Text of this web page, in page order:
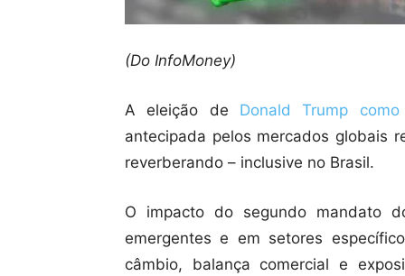
(Do InfoMoney)
A eleição de Donald Trump
antecipada pelos mercados globais
reverberando – inclusive no Brasil.
O impacto do segundo mandato
emergentes e em setores
câmbio, balança comercial e